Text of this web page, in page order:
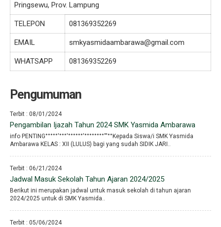
Pringsewu, Prov. Lampung
TELEPON 081369352269
EMAIL smkyasmidaambarawa@gmail.com
WHATSAPP 081369352269
Pengumuman
Terbit : 08/01/2024
Pengambilan Ijazah Tahun 2024 SMK Yasmida Ambarawa
info PENTING°°°°°′°°°′°°°°°°′°°°°°°°°′′′°°Kepada Siswa/i SMK Yasmida
Ambarawa KELAS : XII (LULUS) bagi yang sudah SIDIK JARI..
Terbit : 06/21/2024
Jadwal Masuk Sekolah Tahun Ajaran 2024/2025
Berikut ini merupakan jadwal untuk masuk sekolah di tahun ajaran
2024/2025 untuk di SMK Yasmida..
Terbit : 05/06/2024